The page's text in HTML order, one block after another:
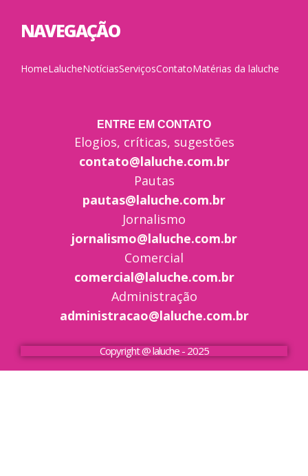
NAVEGAÇÃO
HomeLalucheNotíciasServiçosContatoMatérias da laluche
ENTRE EM CONTATO
Elogios, críticas, sugestões
contato@laluche.com.br
Pautas
pautas@laluche.com.br
Jornalismo
jornalismo@laluche.com.br
Comercial
comercial@laluche.com.br
Administração
administracao@laluche.com.br
Copyright @ laluche - 2025